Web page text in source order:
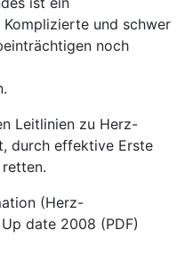
und schwer
noch
Leitlinien zu Herz-
durch effektive Erste
(Herz-
date 2008 (PDF)